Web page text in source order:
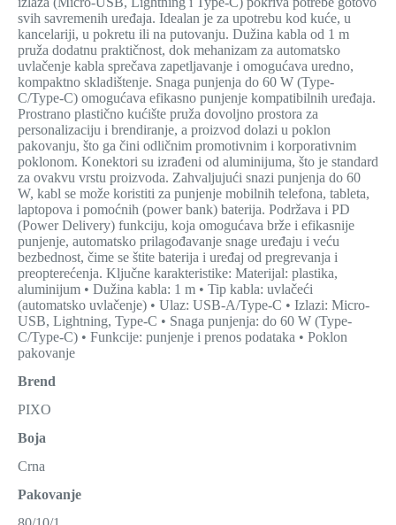
svih savremenih uređaja. Idealan je za upotrebu kod kuće, u
kancelariji, u pokretu ili na putovanju. Dužina kabla od 1 m
pruža dodatnu praktičnost, dok mehanizam za automatsko
uvlačenje kabla sprečava zapetljavanje i omogućava uredno,
kompaktno skladištenje. Snaga punjenja do 60 W (Type-
C/Type-C) omogućava efikasno punjenje kompatibilnih uređaja.
Prostrano plastično kućište pruža dovoljno prostora za
personalizaciju i brendiranje, a proizvod dolazi u poklon
pakovanju, što ga čini odličnim promotivnim i korporativnim
poklonom. Konektori su izrađeni od aluminijuma, što je standard
za ovakvu vrstu proizvoda. Zahvaljujući snazi punjenja do 60
W, kabl se može koristiti za punjenje mobilnih telefona, tableta,
laptopova i pomoćnih (power bank) baterija. Podržava i PD
(Power Delivery) funkciju, koja omogućava brže i efikasnije
punjenje, automatsko prilagođavanje snage uređaju i veću
bezbednost, čime se štite baterija i uređaj od pregrevanja i
preopterećenja. Ključne karakteristike: Materijal: plastika,
aluminijum • Dužina kabla: 1 m • Tip kabla: uvlačeći
(automatsko uvlačenje) • Ulaz: USB-A/Type-C • Izlazi: Micro-
USB, Lightning, Type-C • Snaga punjenja: do 60 W (Type-
C/Type-C) • Funkcije: punjenje i prenos podataka • Poklon
pakovanje
Brend
PIXO
Boja
Crna
Pakovanje